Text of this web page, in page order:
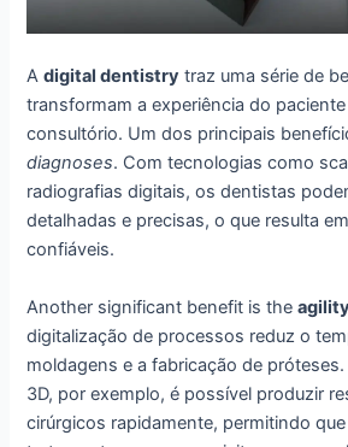
Adigital dentistry traz uma série de
transformam a experiência do
consultório. Um dos principais
diagnoses. Com tecnologias como
radiografias digitais, os dentistas
detalhadas e precisas, o que resulta
confiáveis.
Another significant benefit is the
digitalização de processos reduz o
moldagens e a fabricação de
3D, por exemplo, é possível produzir
cirúrgicos rapidamente, permitindo